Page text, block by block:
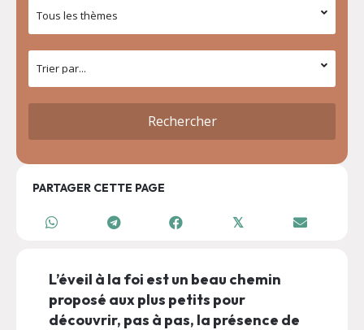
PARTAGER CETTE PAGE
𝕏
L’éveil à la foi est un beau chemin
proposé aux plus petits pour
découvrir, pas à pas, la présence de